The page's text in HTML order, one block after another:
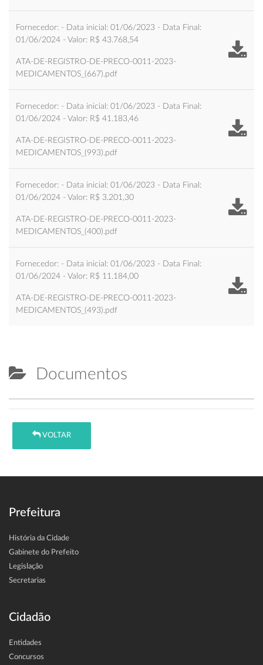
Fornecedor: - Data inicial: 01/06/2023 - Data Final:
01/06/2024 - Valor: R$ 43.768,54
ATA-DE-REGISTRO-DE-PRECO-0011-2023-
MEDICAMENTOS_(667).pdf
Fornecedor: - Data inicial: 01/06/2023 - Data Final:
01/06/2024 - Valor: R$ 41.183,46
ATA-DE-REGISTRO-DE-PRECO-0011-2023-
MEDICAMENTOS_(993).pdf
Fornecedor: - Data inicial: 01/06/2023 - Data Final:
01/06/2024 - Valor: R$ 3.201,30
ATA-DE-REGISTRO-DE-PRECO-0011-2023-
MEDICAMENTOS_(400).pdf
Fornecedor: - Data inicial: 01/06/2023 - Data Final:
01/06/2024 - Valor: R$ 11.184,00
ATA-DE-REGISTRO-DE-PRECO-0011-2023-
MEDICAMENTOS_(493).pdf
Documentos
VOLTAR
Prefeitura
História da Cidade
Gabinete do Prefeito
Legislação
Secretarias
Cidadão
Entidades
Concursos